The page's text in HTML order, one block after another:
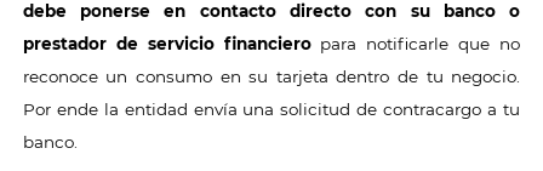
debe ponerse en contacto directo con su banco o
prestador de servicio financieropara notificarle que no
reconoce un consumo en su tarjeta dentro de tu negocio.
Por ende la entidad envía una solicitud de contracargo a tu
banco.